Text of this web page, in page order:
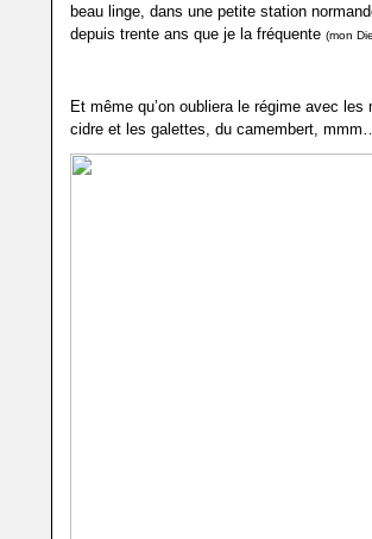
beau linge, dans une petite station
depuis trente ans que je la fréquente (mon
Et même qu’on oubliera le régime avec
cidre et les galettes, du camembert, mmm…